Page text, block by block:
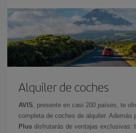
Alquiler de coches
AVIS , presente en casi 200 países, te
completa de coches de alquiler. Además
Plus disfrutarás de ventajas exclusivas: